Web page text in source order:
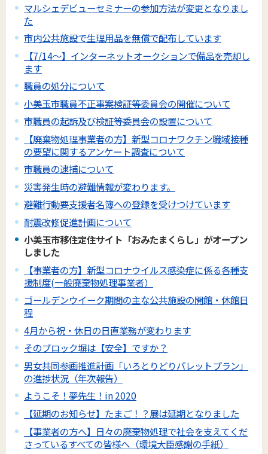
マルシェデビューセミナーの参加方法が変更となりまし
た
市内公共施設で生理用品を無償で配布しています
【7/14～】インターネットオークションで備品を売却し
ます
職員の処分について
小美玉市職員不正事案検証等委員会の開催について
市職員の起訴及び検証等委員会の設置について
【廃棄物処理事業者の方】新型コロナワクチン職域接種
の要望に関するアンケート調査について
市職員の逮捕について
災害発生時の避難情報が変わります。
避難行動要支援者名簿への登録を受けつけています
耐震改修促進計画について
小美玉市移住定住サイト「おみたまくらし」がオープン
しました
【事業者の方】新型コロナウイルス感染症に係る各種支
援制度(一般廃棄物処理事業者）
ゴールデンウイーク期間の主な公共施設の開館・休館日
程
4月から祝・休日の日直業務が変わります
そのブロック塀は【安全】ですか？
男女共同参画推進計画「いろとりどりパレットプラン」
の進捗状況（年次報告）
ようこそ！夢先生！in 2020
【延期のお知らせ】たまご！？展は延期となりました
【事業者の方へ】日々の廃棄物処理で社会を支えてくだ
さっているすべての皆様へ（環境大臣感謝の手紙）